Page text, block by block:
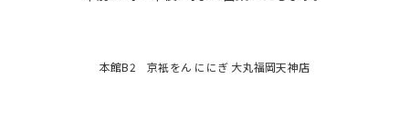
本館B2 京衹をん ににぎ 大丸福岡天神店